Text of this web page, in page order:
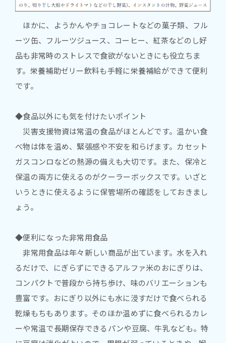
ほかに、ようかんやチョコレートなどの菓子類、フル
ーツ缶、フルーツジュース、コーヒー、紅茶などのし好
品も非常時のストレスで食欲がないときにも役立ちま
す。栄養補助ゼリー飲料も手軽に栄養補給ができて便利
です。
◆食品以外にも気を付けたいポイント
災害支援物資は常温の食品がほとんどです。温かい食
べ物は体を温め、緊張感や不安を和らげます。カセット
ガスコンロなどの熱源の備えも大切です。また、保冷と
保温の両方に使えるのがクーラーボックスです。いざと
いうときに使えるように保管場所の確認をしておきまし
ょう。
◆便利になった非常用食品
非常用食品は年々新しい商品が出ています。水を入れ
るだけで、にぎらずにできるアルファ米のおにぎりは、
コンパクトで普段から持ち歩け、味のバリエーションも
豊富です。おにぎり以外にも水に浸すだけで食べられる
乾燥もちもあります。そのほか温めずに食べられるカレ
ーや常温で長期保存できるパンや豆腐、牛乳なども。特